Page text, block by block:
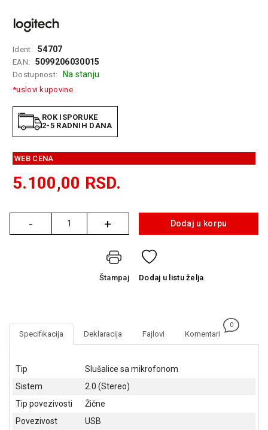
RAČUNARSKE
PERIFERIJE
GAMING
EELEKTRO
ZAŠTITA
SOLARNI
SISTEMI
OPREMA
ŠTAMPAČI,
FOTOAPARATI
SIGURNOSNA
OPREMA
SOFTWARE
KABLOVI I
ADAPTERI
KANCELARIJSKI
Ident: 54707
EAN: 5099206030015
Dostupnost: Na stanju
*uslovi kupovine
ROK ISPORUKE
2-5 RADNIH DANA
WEB CENA
5.100,00 RSD.
-
Količina + Dodaj u korpu
Štampaj Dodaj u listu želja
Specifikacija Deklaracija Fajlovi Komentari
0
Tip
Slušalice sa mikrofonom
Sistem
2.0 (Stereo)
Tip povezivosti
Žične
Povezivost
USB